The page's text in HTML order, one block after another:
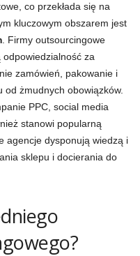
co przekłada się na
kluczowym obszarem jest
. Firmy outsourcingowe
odpowiedzialność za
zamówień, pakowanie i
od żmudnych obowiązków.
PPC, social media
stanowi popularną
agencje dysponują wiedzą i
sklepu i docierania do